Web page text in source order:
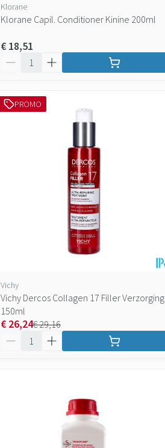
Klorane
Klorane Capil. Conditioner Kinine 200ml
€ 18,51
PROMO
Vichy
Vichy Dercos Collagen 17 Filler Verzorging
150ml
€ 29,16
€ 26,24